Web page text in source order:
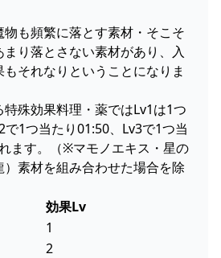
も頻繁に落とす素材・そこそ
り落とさない素材があり、入
それなりということになりま
殊効果料理・薬ではLv1は1つ
で1つ当たり01:50、Lv3で1つ当
ます。（※マモノエキス・星の
素材を組み合わせた場合を除
効果Lv
1
2